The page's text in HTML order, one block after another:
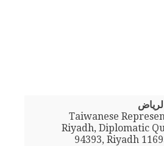
Taiwanese
Riyadh, Diplomatic
94393, Riyadh